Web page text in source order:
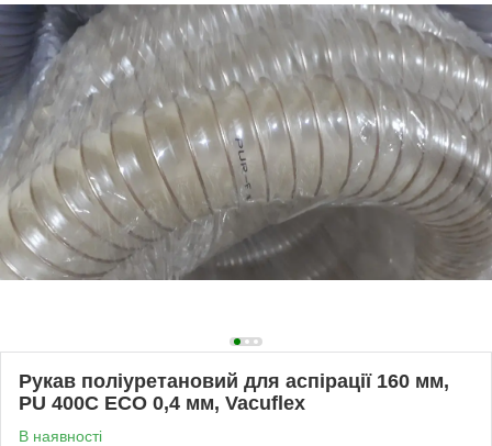
Рукав поліуретановий для аспірації 160 мм,
PU 400C ECO 0,4 мм, Vacuflex
В наявності